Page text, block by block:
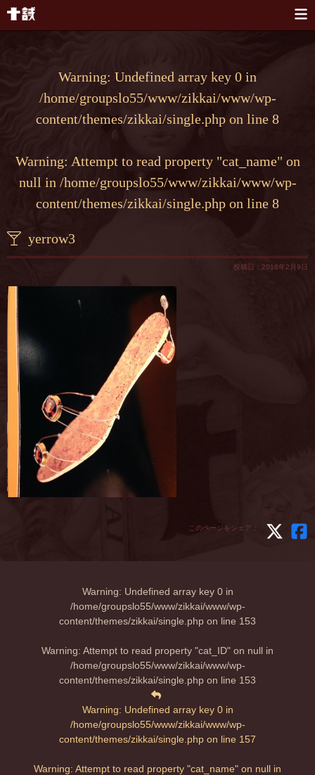
Warning: Undefined array key 0 in
/home/groupslo55/www/zikkai/www/wp-
content/themes/zikkai/single.php on line 8
Warning: Attempt to read property "cat_name" on
null in /home/groupslo55/www/zikkai/www/wp-
content/themes/zikkai/single.php on line 8
yerrow3
投稿日：2016年2月9日
このページをシェア：
Warning: Undefined array key 0 in
/home/groupslo55/www/zikkai/www/wp-
content/themes/zikkai/single.php on line 153
Warning: Attempt to read property "cat_ID" on null in
/home/groupslo55/www/zikkai/www/wp-
content/themes/zikkai/single.php on line 153
Warning: Undefined array key 0 in
/home/groupslo55/www/zikkai/www/wp-
content/themes/zikkai/single.php on line 157
Warning: Attempt to read property "cat_name" on null in